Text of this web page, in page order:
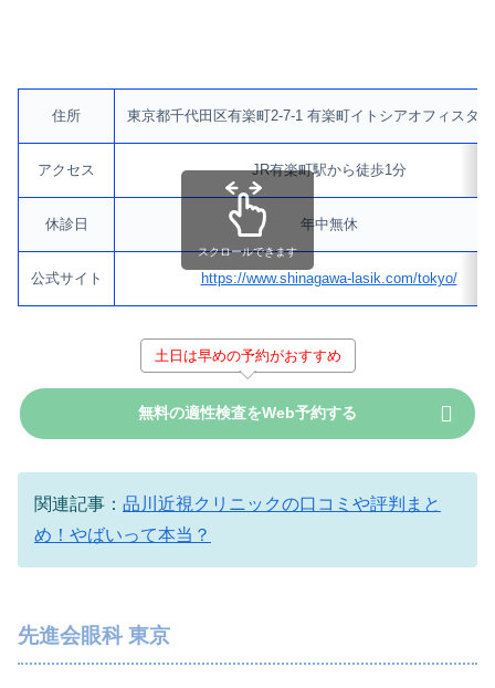
住所 東京都千代田区有楽町2-7-1 有楽町イトシアオフィスタ
アクセス JR有楽町駅から徒歩1分
休診日 年中無休
公式サイト https://www.shinagawa-lasik.com/tokyo/
スクロールできます
土日は早めの予約がおすすめ
無料の適性検査をWeb予約する
関連記事： 品川近視クリニックの口コミや評判まと
め！やばいって本当？
先進会眼科 東京